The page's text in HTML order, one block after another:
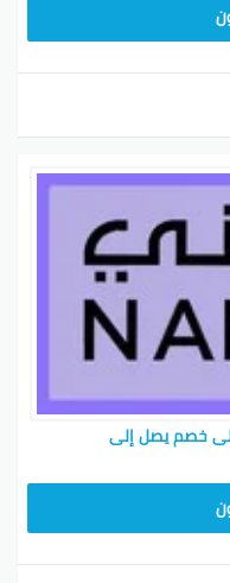
خصم يصل إلى